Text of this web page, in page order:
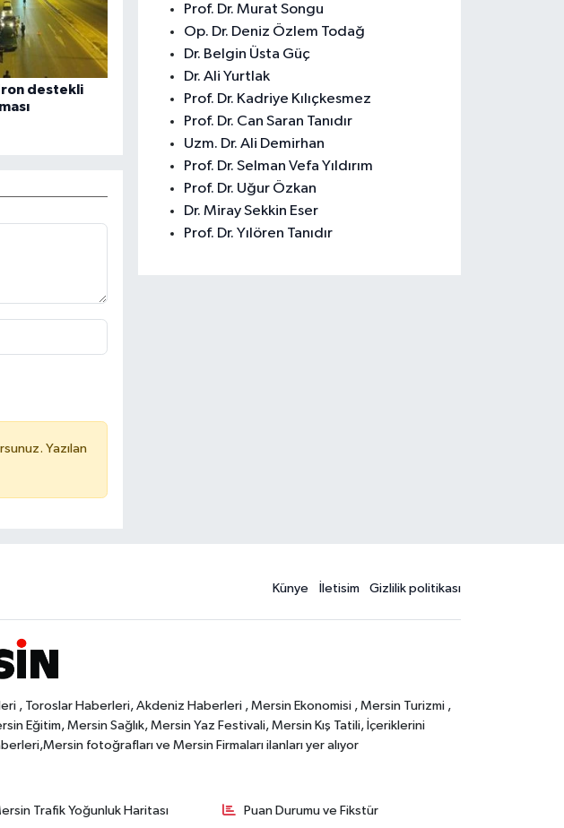
destekli
Yazılan
Prof. Dr. Murat Songu
Op. Dr. Deniz Özlem Todağ
Dr. Belgin Üsta Güç
Dr. Ali Yurtlak
Prof. Dr. Kadriye Kılıçkesmez
Prof. Dr. Can Saran Tanıdır
Uzm. Dr. Ali Demirhan
Prof. Dr. Selman Vefa Yıldırım
Prof. Dr. Uğur Özkan
Dr. Miray Sekkin Eser
Prof. Dr. Yılören Tanıdır
Künye İletisim Gizlilik politikası
, Toroslar Haberleri, Akdeniz Haberleri , Mersin Ekonomisi , Mersin Turizmi ,
Eğitim, Mersin Sağlık, Mersin Yaz Festivali, Mersin Kış Tatili, İçeriklerini
fotoğrafları ve Mersin Firmaları ilanları yer alıyor
Trafik Yoğunluk Haritası Puan Durumu ve Fikstür